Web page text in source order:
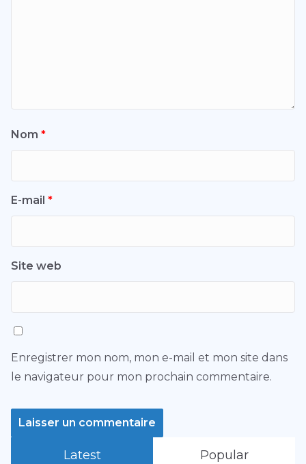
Nom *
E-mail *
Site web
Enregistrer mon nom, mon e-mail et mon site dans
le navigateur pour mon prochain commentaire.
Latest Popular